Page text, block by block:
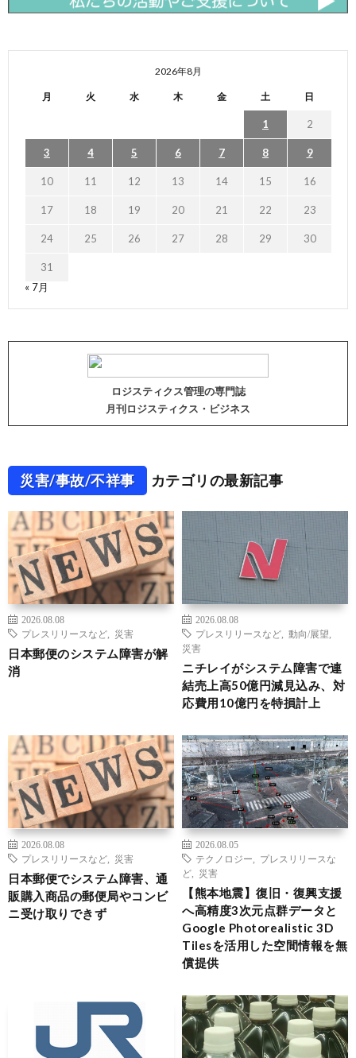
2026年8月
月 火 水 木 金 土 日
1 2
3 4 5 6 7 8 9
10 11 12 13 14 15 16
17 18 19 20 21 22 23
24 25 26 27 28 29 30
31
« 7月
ロジスティクス管理の専門誌
月刊ロジスティクス・ビジネス
災害/事故/不祥事 カテゴリの最新記事
2026.08.08
プレスリリースなど
災害
日本郵便のシステム障害が解
消
2026.08.08
プレスリリースなど
動向/展望
災害
ニチレイがシステム障害で連
結売上高50億円減見込み、対
応費用10億円を特損計上
2026.08.08
プレスリリースなど
災害
日本郵便でシステム障害、通
販購入商品の郵便局やコンビ
ニ受け取りできず
2026.08.05
テクノロジー
プレスリリースな
ど
災害
【熊本地震】復旧・復興支援
へ高精度3次元点群データと
Google Photorealistic 3D
Tilesを活用した空間情報を無
償提供